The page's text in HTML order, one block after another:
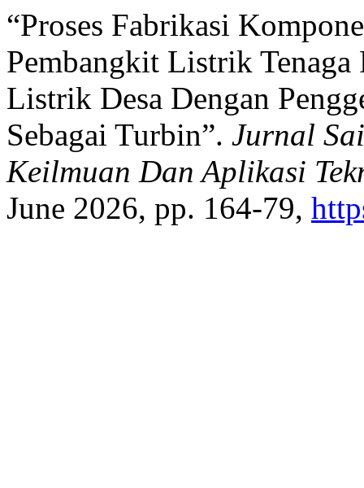
“Proses Fabrikasi
Pembangkit Listrik
Listrik Desa Dengan
Sebagai Turbin”. Jurnal
Keilmuan Dan Aplikasi
June 2026, pp. 164-79,